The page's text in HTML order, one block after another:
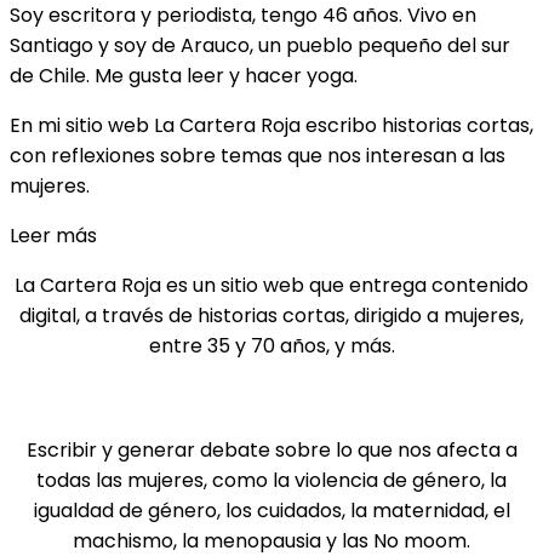
Soy escritora y periodista, tengo 46 años. Vivo en
Santiago y soy de Arauco, un pueblo pequeño del sur
de Chile. Me gusta leer y hacer yoga.
En mi sitio web La Cartera Roja escribo historias cortas,
con reflexiones sobre temas que nos interesan a las
mujeres.
Leer más
La Cartera Roja es un sitio web que entrega contenido
digital, a través de historias cortas, dirigido a mujeres,
entre 35 y 70 años, y más.
Escribir y generar debate sobre lo que nos afecta a
todas las mujeres, como la violencia de género, la
igualdad de género, los cuidados, la maternidad, el
machismo, la menopausia y las No moom.